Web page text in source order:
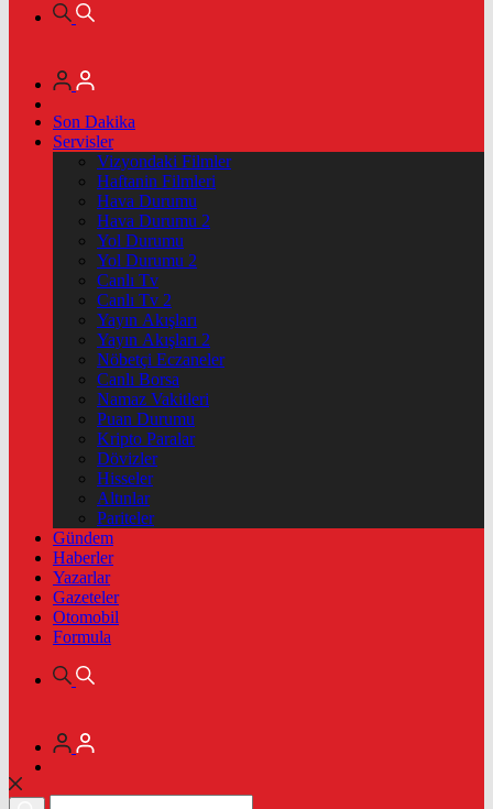
Son Dakika
Servisler
Vizyondaki Filmler
Haftanin Filmleri
Hava Durumu
Hava Durumu 2
Yol Durumu
Yol Durumu 2
Canlı Tv
Canlı Tv 2
Yayın Akışları
Yayın Akışları 2
Nöbetçi Eczaneler
Canlı Borsa
Namaz Vakitleri
Puan Durumu
Kripto Paralar
Dövizler
Hisseler
Altınlar
Pariteler
Gündem
Haberler
Yazarlar
Gazeteler
Otomobil
Formula